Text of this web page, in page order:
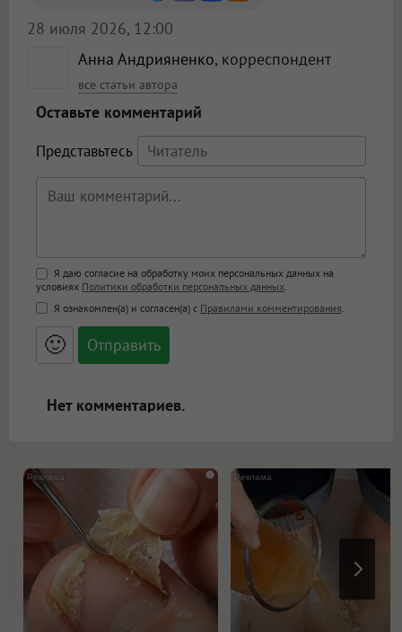
Анна Андрияненко, корреспондент
все статьи автора
28 июля 2026, 12:00
Оставьте комментарий
Представьтесь
Поддержка HTML
<b>, <strong>, <u>, <i>, <em>, <s>, <big>,
<small>, <sup>, <sub>, <pre>, <ul>, <ol>, <li>,
<blockquote>, <code> экранирует HTML,
адреса URL автоматически становятся
ссылками, и [img]адрес[/img] будет
Я даю согласие на обработку моих персональных данных на
условиях Политики обработки персональных данных
Я ознакомлен(а) и согласен(а) с Правилами комментирования
🙂
Нет комментариев.
i